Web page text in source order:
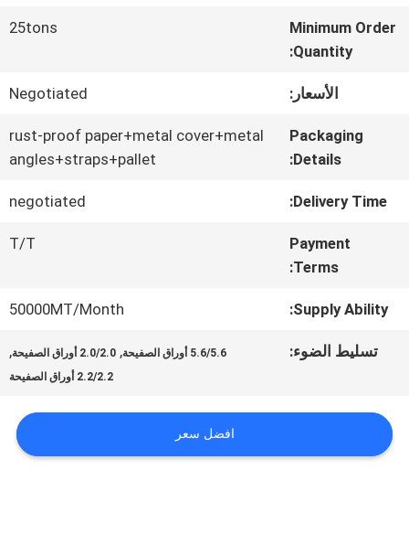
المعمل
جودة
بنا
حالات
Minimum Order
Quantity:
25tons
الأسعار: Negotiated
Packaging
Details:
rust-proof paper+metal cover+metal
angles+straps+pallet
Delivery Time:
negotiated
Payment
Terms:
T/T
Supply Ability:
50000MT/Month
تسليط الضوء: 5.6/5.6 أوراق الصفيحة , 2.0/2.0 أوراق الصفيحة ,
2.2/2.2 أوراق الصفيحة
افضل سعر